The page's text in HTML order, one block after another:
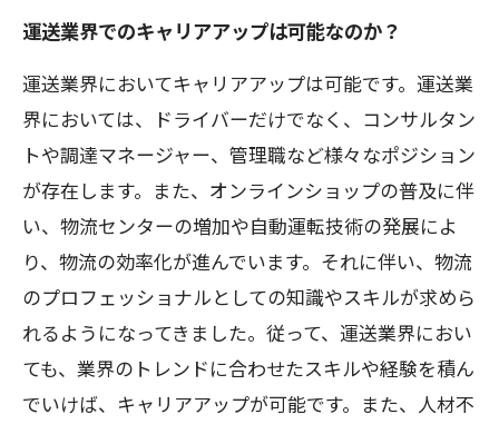
運送業界でのキャリアアップは可能なのか？
運送業界においてキャリアアップは可能です。運送業
界においては、ドライバーだけでなく、コンサルタン
トや調達マネージャー、管理職など様々なポジション
が存在します。また、オンラインショップの普及に伴
い、物流センターの増加や自動運転技術の発展によ
り、物流の効率化が進んでいます。それに伴い、物流
のプロフェッショナルとしての知識やスキルが求めら
れるようになってきました。従って、運送業界におい
ても、業界のトレンドに合わせたスキルや経験を積ん
でいけば、キャリアアップが可能です。また、人材不